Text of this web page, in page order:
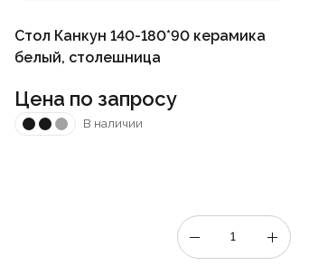
Стол Канкун 140-180*90 керамика
белый, столешница
Цена по запросу
В наличии